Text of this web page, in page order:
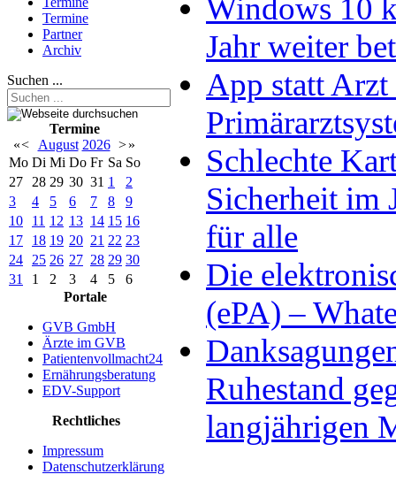
Termine
Partner
Archiv
Suchen ...
Termine
«< August 2026 > »
Mo Di Mi Do Fr Sa So
27
28 29 30 31 1
2
3
4 5 6 7 8
9
10
11 12 13 14 15 16
17
18 19 20 21 22 23
24
25 26 27 28 29 30
31
1 2 3 4 5
6
Portale
GVB GmbH
Ärzte im GVB
Patientenvollmacht24
Ernährungsberatung
EDV-Support
Rechtliches
Impressum
Datenschutzerklärung
Windows 10
Jahr weiter
App statt
Schlechte
Sicherheit im
für alle
Die
(ePA) –
Ruhestand
langjährigen